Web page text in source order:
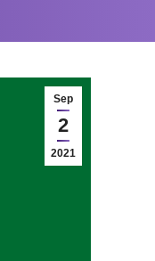
Sep
2
2021